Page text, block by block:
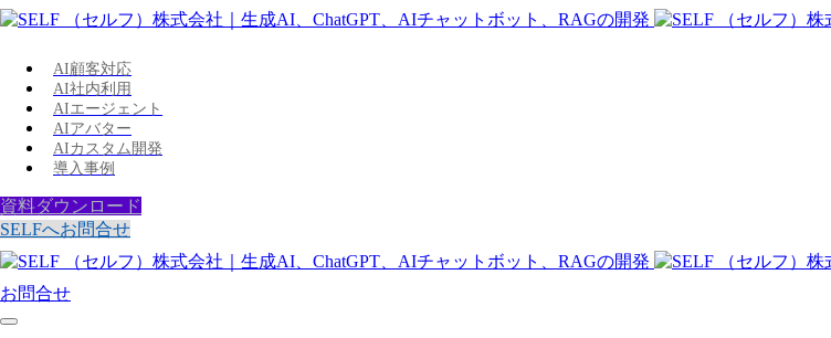
AI顧客対応
AI社内利用
AIエージェント
AIアバター
AIカスタム開発
導入事例
資料ダウンロード
SELFへお問合せ
お問合せ